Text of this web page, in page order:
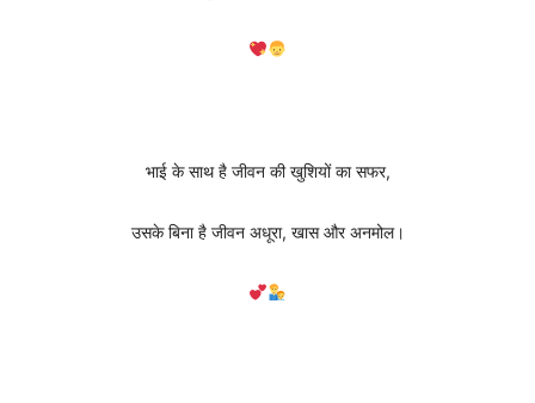
भाई के साथ है जीवन की खुशियों का सफर,
उसके बिना है जीवन अधूरा, खास और अनमोल।